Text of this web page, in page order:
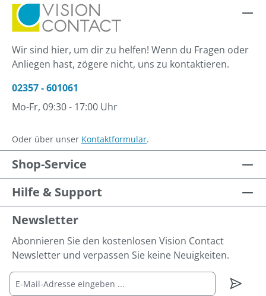
Wir sind hier, um dir zu helfen! Wenn du Fragen oder
Anliegen hast, zögere nicht, uns zu kontaktieren.
02357 - 601061
Mo-Fr, 09:30 - 17:00 Uhr
Oder über unser Kontaktformular.
Shop-Service
Hilfe & Support
Newsletter
Abonnieren Sie den kostenlosen Vision Contact
Newsletter und verpassen Sie keine Neuigkeiten.